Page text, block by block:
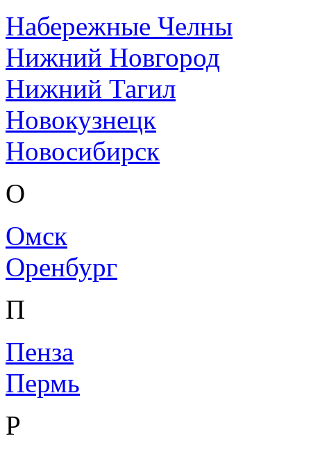
Набережные Челны
Нижний Новгород
Нижний Тагил
Новокузнецк
Новосибирск
О
Омск
Оренбург
П
Пенза
Пермь
Р